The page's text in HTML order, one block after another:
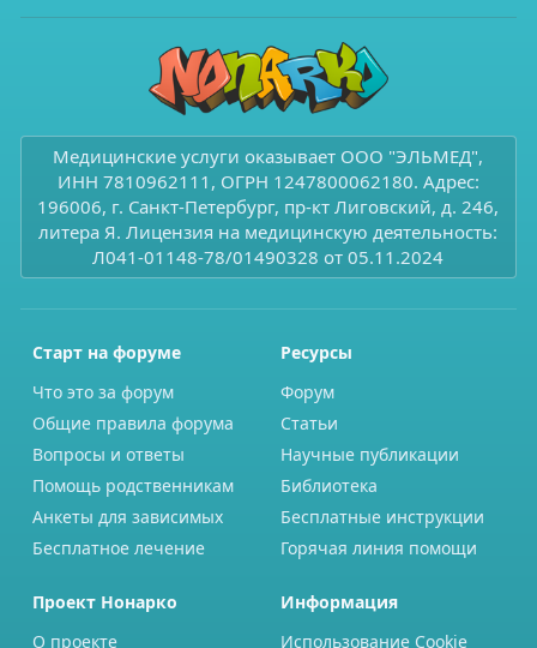
Медицинские услуги оказывает ООО "ЭЛЬМЕД",
ИНН 7810962111, ОГРН 1247800062180. Адрес:
196006, г. Санкт-Петербург, пр-кт Лиговский, д. 246,
литера Я. Лицензия на медицинскую деятельность:
Л041-01148-78/01490328 от 05.11.2024
Старт на форуме
Что это за форум
Общие правила форума
Вопросы и ответы
Помощь родственникам
Анкеты для зависимых
Бесплатное лечение
Ресурсы
Форум
Статьи
Научные публикации
Библиотека
Бесплатные инструкции
Горячая линия помощи
Проект Нонарко
О проекте
Информация
Использование Cookie